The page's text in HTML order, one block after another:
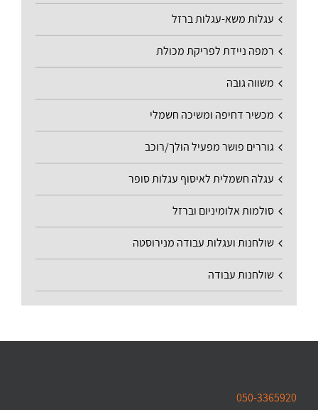
עגלות משא-עגלות ברזל
רמפה ניידת לפריקת מכולת
משווה גובה
מכשיר דחיפה ומשיכה חשמלי
גוררים פושר מפעיל הולך/רוכב
עגלה חשמלית לאיסוף עגלות סופר
סולמות אלומיניום וברזל
שולחנות ועגלות עבודה מנירוסטה
שולחנות עבודה
050-3365920